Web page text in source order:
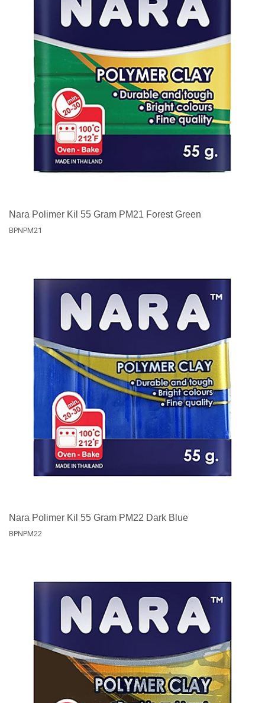
Nara Polimer Kil 55 Gram PM21 Forest Green
BPNPM21
Nara Polimer Kil 55 Gram PM22 Dark Blue
BPNPM22